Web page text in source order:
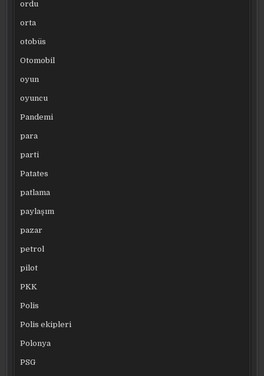
ordu
orta
otobüs
Otomobil
oyun
oyuncu
Pandemi
para
parti
Patates
patlama
paylaşım
pazar
petrol
pilot
PKK
Polis
Polis ekipleri
Polonya
PSG